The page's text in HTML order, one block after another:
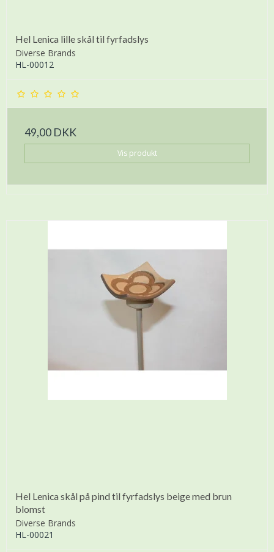
Hel Lenica lille skål til fyrfadslys
Diverse Brands
HL-00012
49,00 DKK
Vis produkt
Hel Lenica skål på pind til fyrfadslys beige med brun
blomst
Diverse Brands
HL-00021